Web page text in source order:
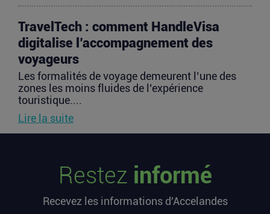
TravelTech : comment HandleVisa
digitalise l’accompagnement des
voyageurs
Les formalités de voyage demeurent l’une des
zones les moins fluides de l’expérience
touristique....
Lire la suite
de l’argent dans une sortie à 2,25
Après avoir levé près de 1,4 milliard de dollars et
Restez informé
Recevez les informations d'Accelandes